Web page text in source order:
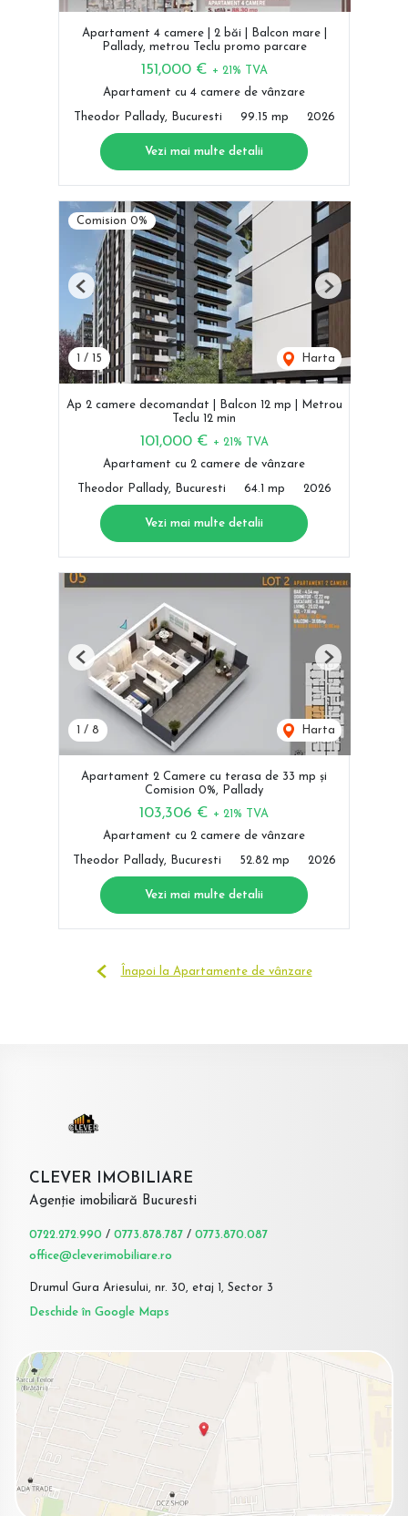
Apartament 4 camere | 2 băi | Balcon mare |
Pallady, metrou Teclu promo parcare
151,000 € + 21% TVA
Apartament cu 4 camere de vânzare
Theodor Pallady, Bucuresti 99.15 mp 2026
Vezi mai multe detalii
Comision 0%
/ 15 Harta
Previous Next
Ap 2 camere decomandat | Balcon 12 mp | Metrou
Teclu 12 min
101,000 € + 21% TVA
Apartament cu 2 camere de vânzare
Theodor Pallady, Bucuresti 64.1 mp 2026
Vezi mai multe detalii
1 / 8 Harta
Previous Next
Apartament 2 Camere cu terasa de 33 mp și
Comision 0%, Pallady
103,306 € + 21% TVA
Apartament cu 2 camere de vânzare
Theodor Pallady, Bucuresti 52.82 mp 2026
Vezi mai multe detalii
Înapoi la Apartamente de vânzare
CLEVER IMOBILIARE
Agenție imobiliară Bucuresti
0722.272.990 / 0773.878.787 / 0773.870.087
office@cleverimobiliare.ro
Drumul Gura Ariesului, nr. 30, etaj 1, Sector 3
Deschide în Google Maps